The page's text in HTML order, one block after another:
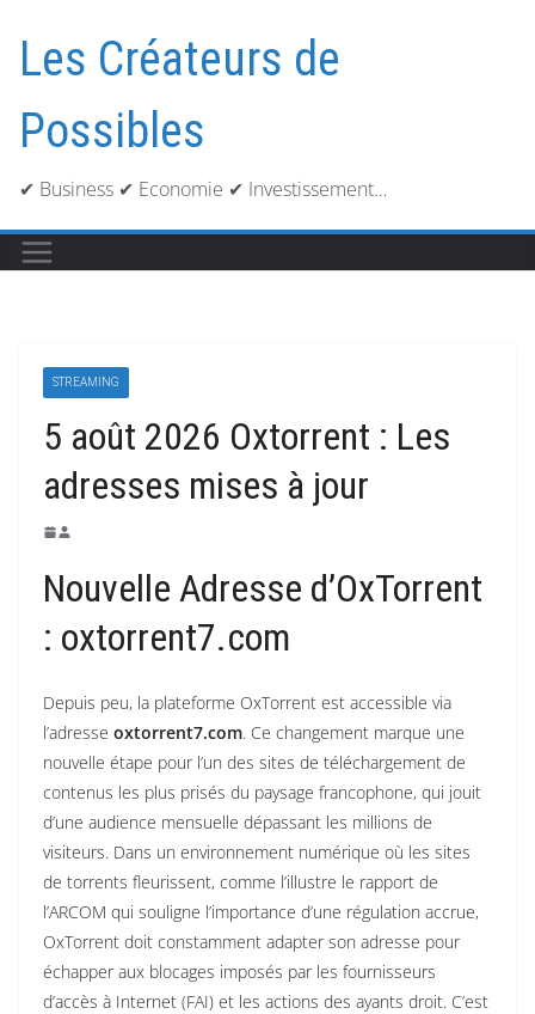
contenu
Les Créateurs de
Possibles
✔ Business ✔ Economie ✔ Investissement…
STREAMING
5 août 2026 Oxtorrent : Les
adresses mises à jour
Nouvelle Adresse d’OxTorrent
: oxtorrent7.com
Depuis peu, la plateforme OxTorrent est accessible via
l’adresse oxtorrent7.com. Ce changement marque une
nouvelle étape pour l’un des sites de téléchargement de
contenus les plus prisés du paysage francophone, qui jouit
d’une audience mensuelle dépassant les millions de
visiteurs. Dans un environnement numérique où les sites
de torrents fleurissent, comme l’illustre le rapport de
l’ARCOM qui souligne l’importance d’une régulation accrue,
OxTorrent doit constamment adapter son adresse pour
échapper aux blocages imposés par les fournisseurs
d’accès à Internet (FAI) et les actions des ayants droit. C’est